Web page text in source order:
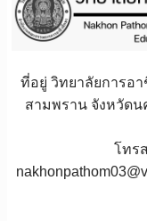
ที่อยู่ วิทยาลัยการอ
สามพราน จังหวัด
โทร